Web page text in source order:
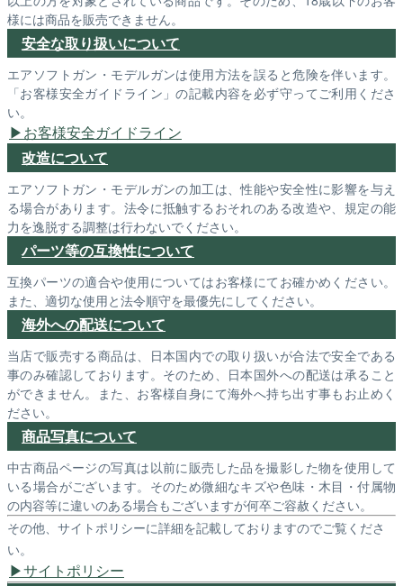
様には商品を販売できません。
安全な取り扱いについて
エアソフトガン・モデルガンは使用方法を誤ると危険を伴います。
「お客様安全ガイドライン」の記載内容を必ず守ってご利用くださ
い。
お客様安全ガイドライン
改造について
エアソフトガン・モデルガンの加工は、性能や安全性に影響を与え
る場合があります。法令に抵触するおそれのある改造や、規定の能
力を逸脱する調整は行わないでください。
パーツ等の互換性について
互換パーツの適合や使用についてはお客様にてお確かめください。
また、適切な使用と法令順守を最優先にしてください。
海外への配送について
当店で販売する商品は、日本国内での取り扱いが合法で安全である
事のみ確認しております。そのため、日本国外への配送は承ること
ができません。また、お客様自身にて海外へ持ち出す事もお止めく
ださい。
商品写真について
中古商品ページの写真は以前に販売した品を撮影した物を使用して
いる場合がございます。そのため微細なキズや色味・木目・付属物
の内容等に違いのある場合もございますが何卒ご容赦ください。
その他、サイトポリシーに詳細を記載しておりますのでご覧くださ
い。
サイトポリシー